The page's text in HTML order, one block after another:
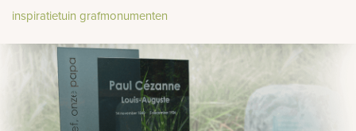
inspiratietuin grafmonumenten